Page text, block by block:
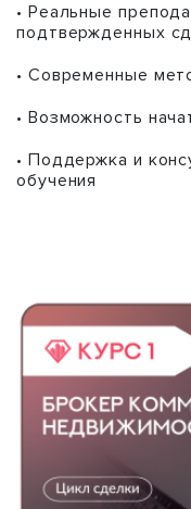
• Реальные
подтвержденных
• Современные
• Возможность
• Поддержка и
обучения